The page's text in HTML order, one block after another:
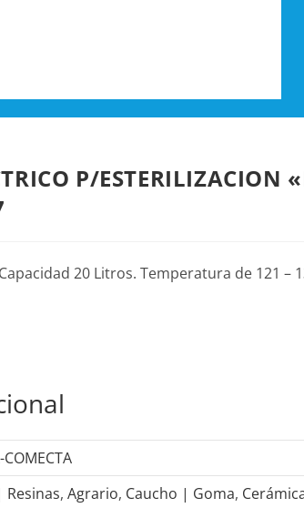
P/ESTERILIZACION
20 Litros. Temperatura de 121 –
COMECTA
, Agrario, Caucho | Goma,